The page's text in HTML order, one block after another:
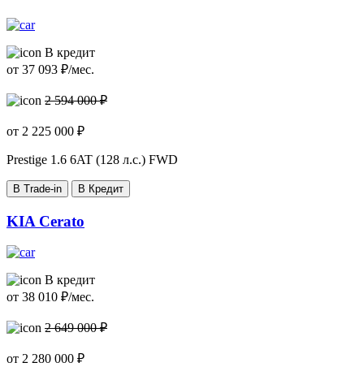
В кредит
от 37 093 ₽/мес.
2 594 000 ₽
от 2 225 000 ₽
Prestige 1.6 6AT (128 л.с.) FWD
В Trade-in В Кредит
KIA Cerato
В кредит
от 38 010 ₽/мес.
2 649 000 ₽
от 2 280 000 ₽